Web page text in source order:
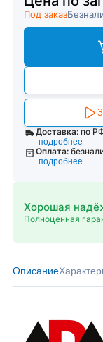
Под заказ
Доставка: по
подробнее
Оплата:
подробнее
Хорошая
Полноценная
Описание